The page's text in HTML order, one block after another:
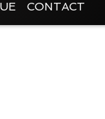
CONTACT